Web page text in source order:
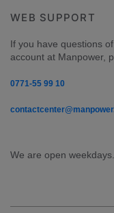
WEB SUPPORT
If you have questions
account at Manpower,
0771-55 99 10
We are open